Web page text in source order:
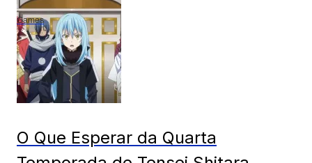
Games
O Que Esperar da Quarta